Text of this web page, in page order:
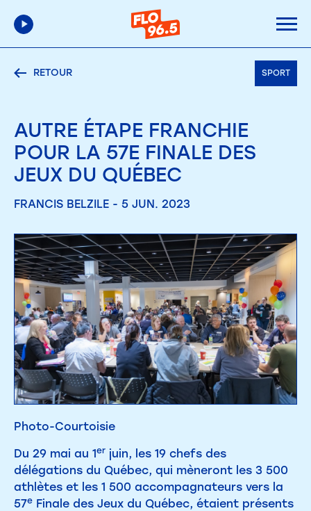
RETOUR SPORT
AUTRE ÉTAPE FRANCHIE
POUR LA 57E FINALE DES
JEUX DU QUÉBEC
FRANCIS BELZILE - 5 JUN. 2023
Photo-Courtoisie
Du 29 mai au 1er juin, les 19 chefs des
délégations du Québec, qui mèneront les 3 500
athlètes et les 1 500 accompagnateurs vers la
57e Finale des Jeux du Québec, étaient présents